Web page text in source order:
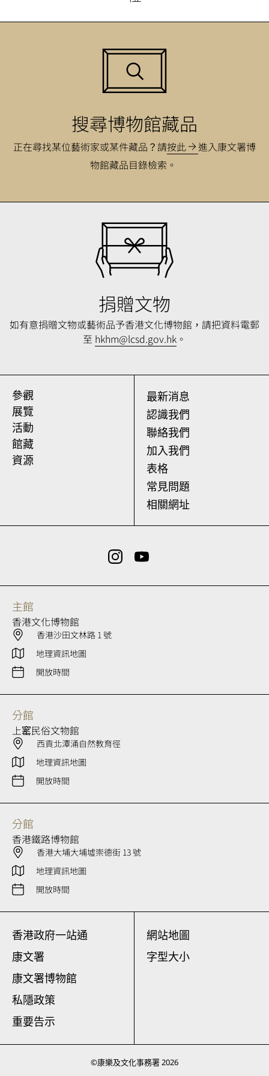
搜尋博物館藏品
正在尋找某位藝術家或某件藏品？請按此
進入康文署博
物館藏品目錄檢索。
捐贈文物
如有意捐贈文物或藝術品予香港文化博物館，請把資料電郵
至 hkhm@lcsd.gov.hk 。
參觀
展覽
活動
館藏
資源
最新消息
認識我們
聯絡我們
加入我們
表格
常見問題
相關網址
主館
香港文化博物館
香港沙田文林路 1 號
地理資訊地圖
開放時間
分館
上窰民俗文物館
西貢北潭涌自然教育徑
地理資訊地圖
開放時間
分館
香港鐵路博物館
香港大埔大埔墟崇德街 13 號
地理資訊地圖
開放時間
香港政府一站通
康文署
康文署博物館
私隱政策
重要告示
網站地圖
字型大小
©康樂及文化事務署2026